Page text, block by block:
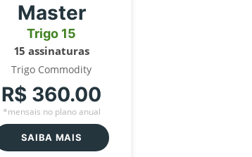
Master
Trigo 15
15 assinaturas
Trigo Commodity
R$ 360.00
*mensais no plano anual
SAIBA MAIS